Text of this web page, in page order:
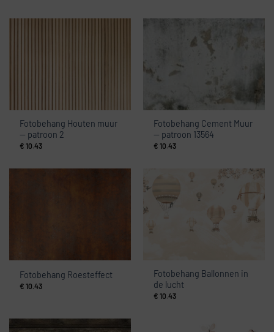
Fotobehang Houten muur
— patroon 2
€ 10.43
Fotobehang Cement Muur
— patroon 13564
€ 10.43
Fotobehang Roesteffect
€ 10.43
Fotobehang Ballonnen in
de lucht
€ 10.43